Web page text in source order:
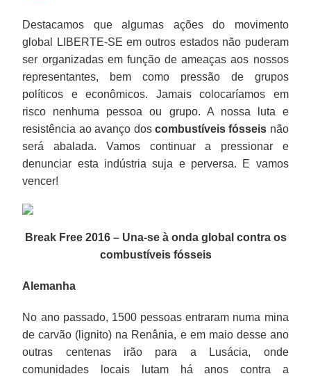
Destacamos que algumas ações do movimento
global LIBERTE-SE em outros estados não puderam
ser organizadas em função de ameaças aos nossos
representantes, bem como pressão de grupos
políticos e econômicos. Jamais colocaríamos em
risco nenhuma pessoa ou grupo. A nossa luta e
resistência ao avanço dos combustíveis fósseis não
será abalada. Vamos continuar a pressionar e
denunciar esta indústria suja e perversa. E vamos
vencer!
Break Free 2016 – Una-se à onda global contra os
combustíveis fósseis
Alemanha
No ano passado, 1500 pessoas entraram numa mina
de carvão (lignito) na Renânia, e em maio desse ano
outras centenas irão para a Lusácia, onde
comunidades locais lutam há anos contra a